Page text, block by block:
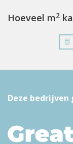
Hoeveel m2
Deze bedrijven